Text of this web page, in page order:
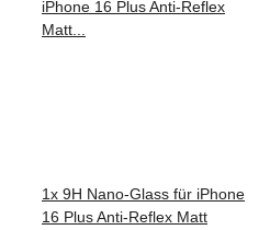
1x 9H Nano-Glass für iPhone
16 Plus Anti-Reflex Matt